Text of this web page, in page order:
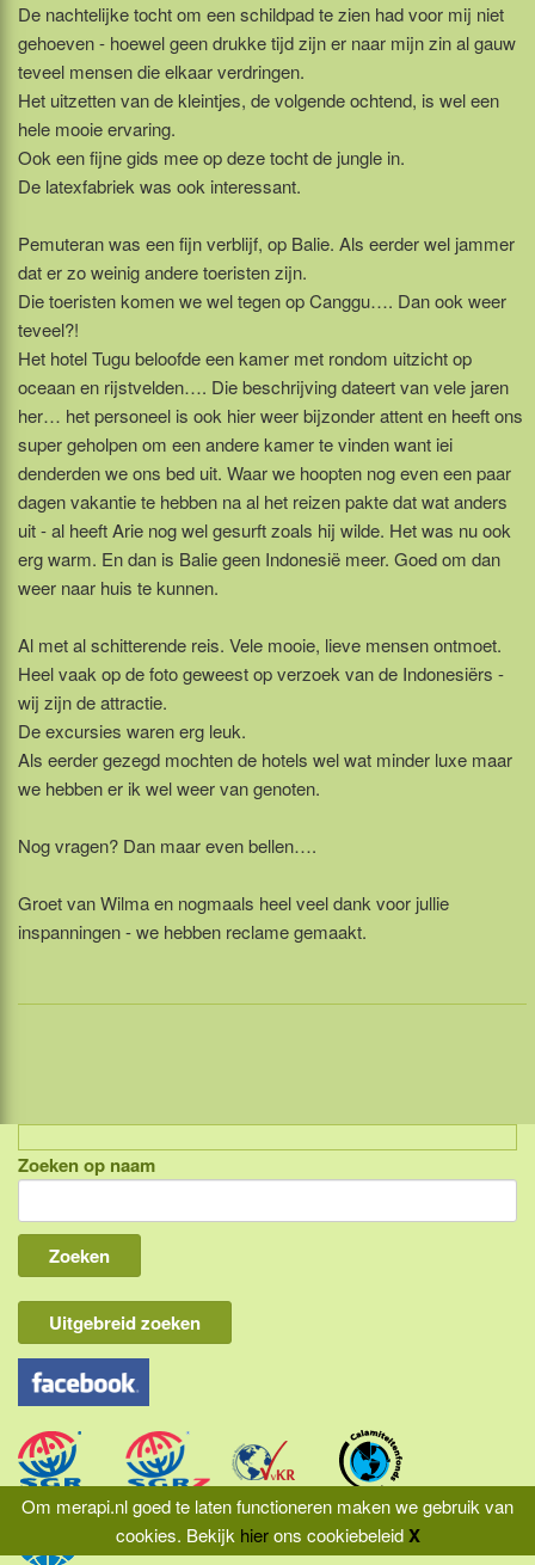
Om merapi.nl goed te laten functioneren maken we gebruik van
cookies. Bekijk hierons cookiebeleidX
De nachtelijke tocht om een schildpad te zien had voor mij niet
gehoeven - hoewel geen drukke tijd zijn er naar mijn zin al gauw
teveel mensen die elkaar verdringen.
Het uitzetten van de kleintjes, de volgende ochtend, is wel een
hele mooie ervaring.
Ook een fijne gids mee op deze tocht de jungle in.
De latexfabriek was ook interessant.
Pemuteran was een fijn verblijf, op Balie. Als eerder wel jammer
dat er zo weinig andere toeristen zijn.
Die toeristen komen we wel tegen op Canggu…. Dan ook weer
teveel?!
Het hotel Tugu beloofde een kamer met rondom uitzicht op
oceaan en rijstvelden…. Die beschrijving dateert van vele jaren
her… het personeel is ook hier weer bijzonder attent en heeft ons
super geholpen om een andere kamer te vinden want iei
denderden we ons bed uit. Waar we hoopten nog even een paar
dagen vakantie te hebben na al het reizen pakte dat wat anders
uit - al heeft Arie nog wel gesurft zoals hij wilde. Het was nu ook
erg warm. En dan is Balie geen Indonesië meer. Goed om dan
weer naar huis te kunnen.
Al met al schitterende reis. Vele mooie, lieve mensen ontmoet.
Heel vaak op de foto geweest op verzoek van de Indonesiërs -
wij zijn de attractie.
De excursies waren erg leuk.
Als eerder gezegd mochten de hotels wel wat minder luxe maar
we hebben er ik wel weer van genoten.
Nog vragen? Dan maar even bellen….
Groet van Wilma en nogmaals heel veel dank voor jullie
inspanningen - we hebben reclame gemaakt.
Indonesië, eilandcombinaties
Bali
Lombok
Flores & Komodo
Overige Sunda eilanden
Java
Kalimantan
Molukken
Papua
Zoeken op naam
Uitgebreid zoeken
| | |